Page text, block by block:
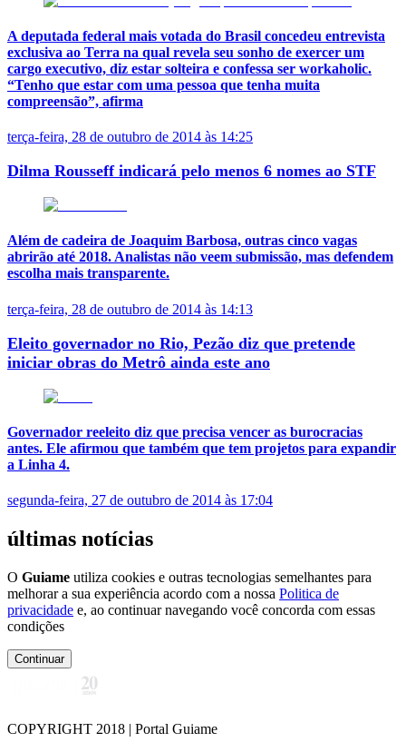
A deputada federal mais votada do Brasil concedeu entrevista
exclusiva ao Terra na qual revela seu sonho de exercer um
cargo executivo, diz estar solteira e confessa ser workaholic.
“Tenho que estar com uma pessoa que tenha muita
compreensão”, afirma
terça-feira, 28 de outubro de 2014 às 14:25
Dilma Rousseff indicará pelo menos 6 nomes ao STF
Além de cadeira de Joaquim Barbosa, outras cinco vagas
abrirão até 2018. Analistas não veem submissão, mas defendem
escolha mais transparente.
terça-feira, 28 de outubro de 2014 às 14:13
Eleito governador no Rio, Pezão diz que pretende
iniciar obras do Metrô ainda este ano
Governador reeleito diz que precisa vencer as burocracias
antes. Ele afirmou que também que tem projetos para expandir
a Linha 4.
segunda-feira, 27 de outubro de 2014 às 17:04
últimas notícias
O Guiame utiliza cookies e outras tecnologias semelhantes para
melhorar a sua experiência acordo com a nossa Politica de
privacidade e, ao continuar navegando você concorda com essas
condições
Continuar
COPYRIGHT 2018 | Portal Guiame